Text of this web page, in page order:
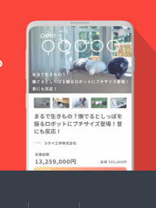
縦
23cm×
横
19.5cm
×幅
1.5cm